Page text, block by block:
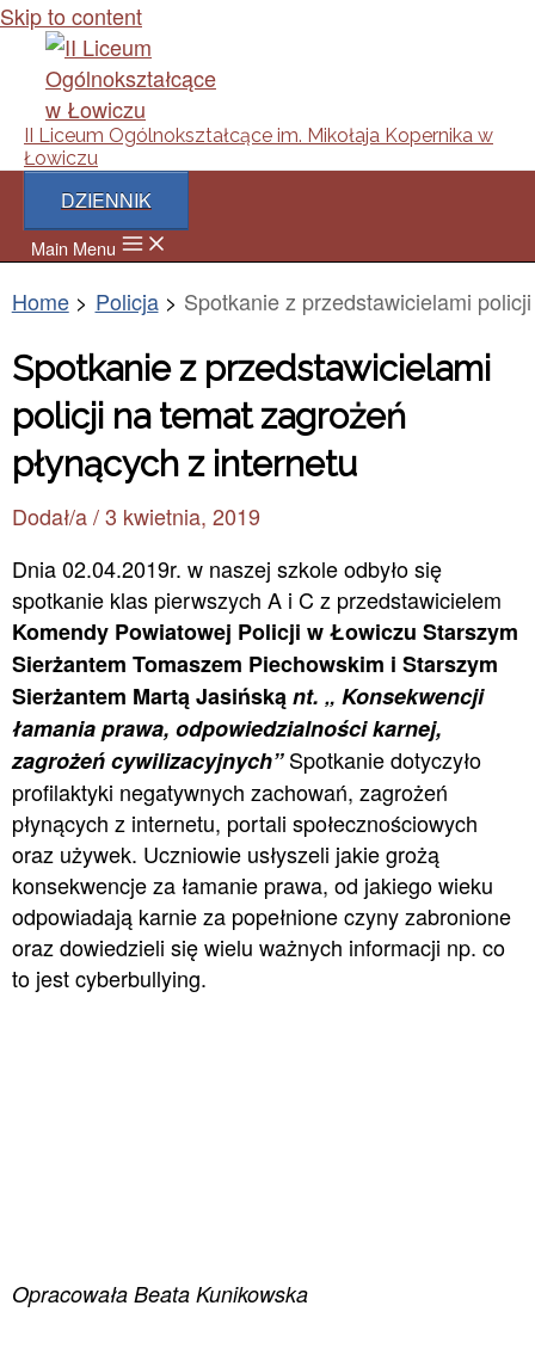
Skip to content
II Liceum Ogólnokształcące im. Mikołaja Kopernika w
Łowiczu
DZIENNIK
Main Menu
Home Policja Spotkanie z przedstawicielami
Spotkanie z przedstawicielami
policji na temat zagrożeń
płynących z internetu
Dodał/a /3 kwietnia, 2019
Dnia 02.04.2019r. w naszej szkole odbyło się
spotkanie klas pierwszych A i C z przedstawicielem
Komendy Powiatowej Policji w Łowiczu Starszym
Sierżantem Tomaszem Piechowskim i Starszym
Sierżantem Martą Jasińskąnt. „ Konsekwencji
łamania prawa, odpowiedzialności karnej,
zagrożeń cywilizacyjnych”Spotkanie dotyczyło
profilaktyki negatywnych zachowań, zagrożeń
płynących z internetu, portali społecznościowych
oraz używek. Uczniowie usłyszeli jakie grożą
konsekwencje za łamanie prawa, od jakiego wieku
odpowiadają karnie za popełnione czyny zabronione
oraz dowiedzieli się wielu ważnych informacji np. co
to jest cyberbullying.
Opracowała Beata Kunikowska